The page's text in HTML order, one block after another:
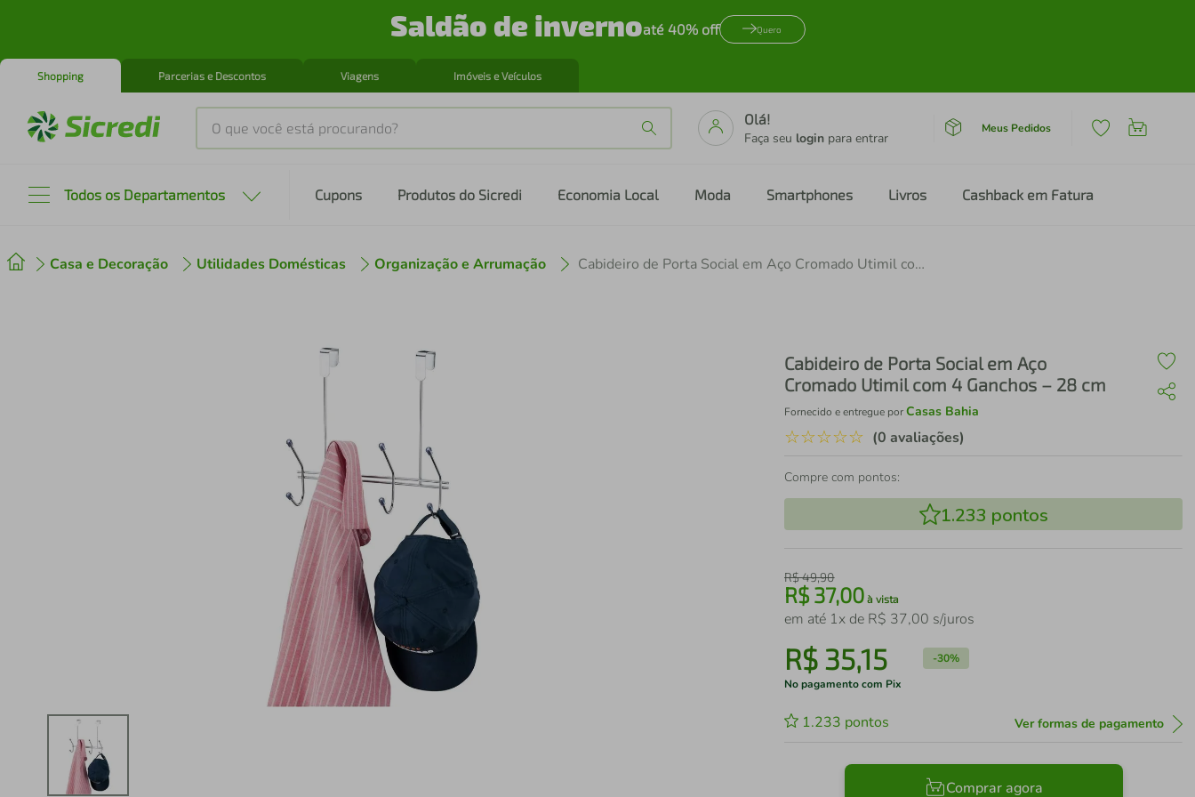
Saldão de invernoaté 40% off Quero
Shopping Parcerias e Descontos Viagens Imóveis e Veículos
O que você está procurando?
Olá!
Faça seu login para entrar
Meus Pedidos
Todos os Departamentos Cupons Produtos do Sicredi Economia Local Moda Smartphones Livros Cashback em Fatura
Casa e Decoração Utilidades Domésticas Organização e Arrumação Cabideiro de Porta Social em Aço Cromado Utimil com 4 Ganchos – 28 cm
Cabideiro de Porta Social em Aço
Cromado Utimil com 4 Ganchos – 28 cm
Fornecido e entregue porCasas Bahia
☆☆☆☆☆ (0 avaliações)
Compre com pontos:
1.233 pontos
R$49,90
R$37,00 à vista
em até 1x de R$ 37,00 s/juros
R$ 35,15 -30%
No pagamento com Pix
1.233 pontos Ver formas de pagamento
Comprar agora
º cafeteira